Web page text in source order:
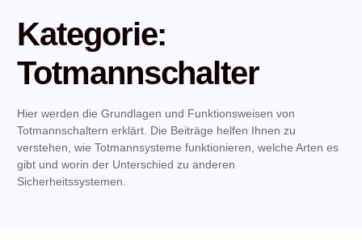
Kategorie:
Totmannschalter
Hier werden die Grundlagen und Funktionsweisen von
Totmannschaltern erklärt. Die Beiträge helfen Ihnen zu
verstehen, wie Totmannsysteme funktionieren, welche Arten es
gibt und worin der Unterschied zu anderen
Sicherheitssystemen.